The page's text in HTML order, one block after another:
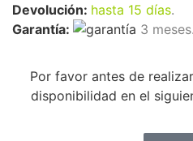
Devolución: hasta 15 días.
Garantía:
3 meses.
Por favor antes de
disponibilidad en el